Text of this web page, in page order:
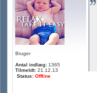
Bruger
Antal indlæg: 1365
Tilmeldt: 21.12.13
Status: Offline